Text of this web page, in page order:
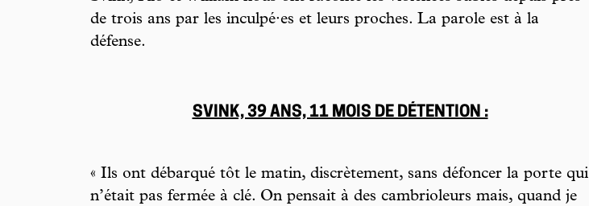
de trois ans par les inculpé·es et leurs proches. La parole est à la
défense.
SVINK, 39 ANS, 11 MOIS DE DÉTENTION :
« Ils ont débarqué tôt le matin, discrètement, sans défoncer la porte qui
n’était pas fermée à clé. On pensait à des cambrioleurs mais, quand je